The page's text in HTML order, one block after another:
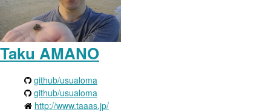
Taku AMANO
github/usualoma
github/usualoma
http://www.taaas.jp/